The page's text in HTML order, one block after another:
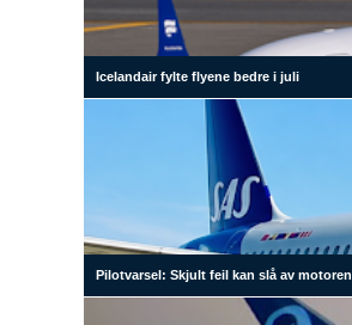
Icelandair fylte flyene bedre i juli
Pilotvarsel: Skjult feil kan slå av motoren